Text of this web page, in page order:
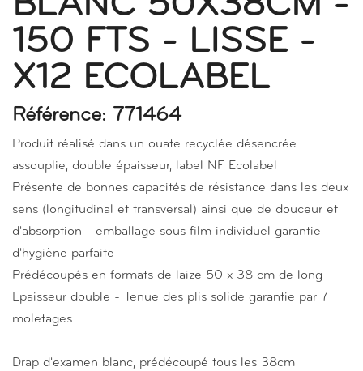
150 FTS - LISSE -
X12 ECOLABEL
Référence: 771464
Produit réalisé dans un ouate recyclée désencrée
assouplie, double épaisseur, label NF Ecolabel
Présente de bonnes capacités de résistance dans les deux
sens (longitudinal et transversal) ainsi que de douceur et
d'absorption - emballage sous film individuel garantie
d'hygiène parfaite
Prédécoupés en formats de laize 50 x 38 cm de long
Epaisseur double - Tenue des plis solide garantie par 7
moletages
Drap d'examen blanc, prédécoupé tous les 38cm